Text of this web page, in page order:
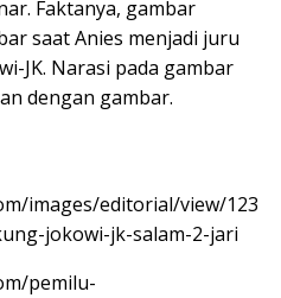
Faktanya, gambar
saat Anies menjadi juru
JK. Narasi pada gambar
dengan gambar.
images/editorial/view/123
jokowi-jk-salam-2-jari
pemilu-